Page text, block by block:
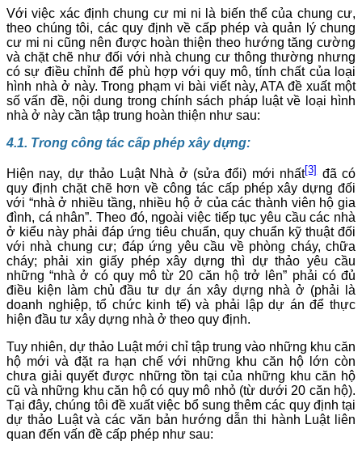
Với việc xác định chung cư mi ni là biến thể của chung cư,
theo chúng tôi, các quy định về cấp phép và quản lý chung
cư mi ni cũng nên được hoàn thiện theo hướng tăng cường
và chặt chẽ như đối với nhà chung cư thông thường nhưng
có sự điều chỉnh để phù hợp với quy mô, tính chất của loại
hình nhà ở này. Trong phạm vi bài viết này, ATA đề xuất một
số vấn đề, nội dung trong chính sách pháp luật về loại hình
nhà ở này cần tập trung hoàn thiện như sau:
4.1. Trong công tác cấp phép xây dựng:
Hiện nay, dự thảo Luật Nhà ở (sửa đổi) mới nhất[3]đã có
quy định chặt chẽ hơn về công tác cấp phép xây dựng đối
với “nhà ở nhiều tầng, nhiều hộ ở của các thành viên hộ gia
đình, cá nhân”. Theo đó, ngoài việc tiếp tục yêu cầu các nhà
ở kiểu này phải đáp ứng tiêu chuẩn, quy chuẩn kỹ thuật đối
với nhà chung cư; đáp ứng yêu cầu về phòng cháy, chữa
cháy; phải xin giấy phép xây dựng thì dự thảo yêu cầu
những “nhà ở có quy mô từ 20 căn hộ trở lên” phải có đủ
điều kiện làm chủ đầu tư dự án xây dựng nhà ở (phải là
doanh nghiệp, tổ chức kinh tế) và phải lập dự án để thực
hiện đầu tư xây dựng nhà ở theo quy định.
Tuy nhiên, dự thảo Luật mới chỉ tập trung vào những khu căn
hộ mới và đặt ra hạn chế với những khu căn hộ lớn còn
chưa giải quyết được những tồn tại của những khu căn hộ
cũ và những khu căn hộ có quy mô nhỏ (từ dưới 20 căn hộ).
Tại đây, chúng tôi đề xuất việc bổ sung thêm các quy định tại
dự thảo Luật và các văn bản hướng dẫn thi hành Luật liên
quan đến vấn đề cấp phép như sau: